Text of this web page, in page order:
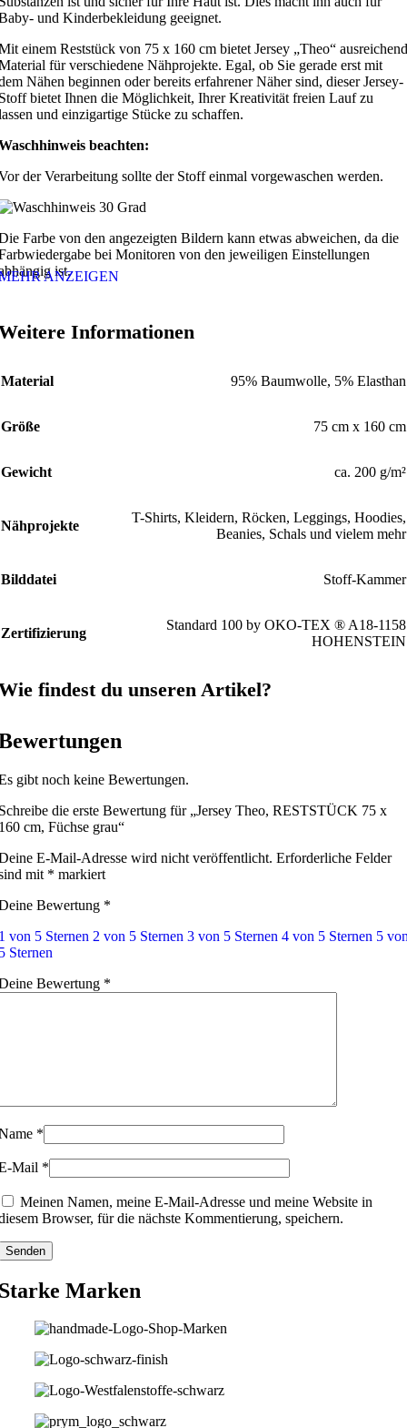
und Kinderbekleidung geeignet.
einem Reststück von 75 x 160 cm bietet Jersey „Theo“ ausreichend
für verschiedene Nähprojekte. Egal, ob Sie gerade erst mit
Nähen beginnen oder bereits erfahrener Näher sind, dieser Jersey-
bietet Ihnen die Möglichkeit, Ihrer Kreativität freien Lauf zu
und einzigartige Stücke zu schaffen.
beachten:
der Verarbeitung sollte der Stoff einmal vorgewaschen werden.
Farbe von den angezeigten Bildern kann etwas abweichen, da die
bei Monitoren von den jeweiligen Einstellungen
ist.
ANZEIGEN
Informationen
Material 95% Baumwolle, 5% Elasthan
Größe 75 cm x 160 cm
Gewicht ca. 200 g/m²
Nähprojekte
T-Shirts, Kleidern, Röcken, Leggings, Hoodies,
Beanies, Schals und vielem mehr
Bilddatei Stoff-Kammer
Zertifizierung
Standard 100 by OKO-TEX ® A18-1158
HOHENSTEIN
findest du unseren Artikel?
gibt noch keine Bewertungen.
die erste Bewertung für „Jersey Theo, RESTSTÜCK 75 x
cm, Füchse grau“
E-Mail-Adresse wird nicht veröffentlicht. Erforderliche Felder
mit * markiert
Bewertung *
von 5 Sternen 2 von 5 Sternen 3 von 5 Sternen 4 von 5 Sternen 5
Sternen
Bewertung *
*
Mail *
Meinen Namen, meine E-Mail-Adresse und meine Website in
Browser, für die nächste Kommentierung, speichern.
Marken